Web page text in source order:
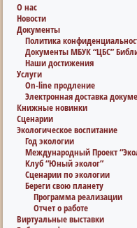
О нас
Новости
Документы
Политика
Документы МБУК “ЦБС”
Наши достижения
Услуги
On-line продление
Электронная доставка
Книжные новинки
Сценарии
Экологическое воспитание
Год экологии
Международный Проект
Клуб “Юный эколог”
Сценарии по экологии
Береги свою планету
Программа реализации
Отчет о работе
Виртуальные выставки